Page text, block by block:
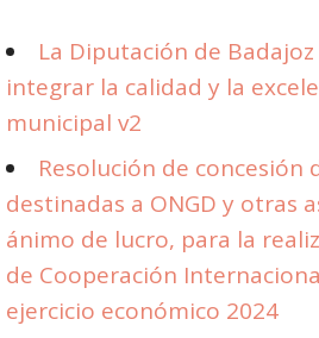
La Diputación de
integrar la calidad y la
municipal v2
Resolución de concesión
destinadas a ONGD y otras
ánimo de lucro, para la
de Cooperación
ejercicio económico 2024